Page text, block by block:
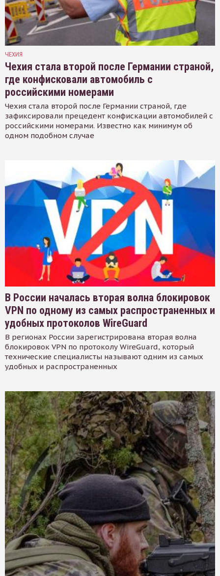
ЧЕХИЯ
Чехия стала второй после Германии страной,
где конфисковали автомобиль с
российскими номерами
Чехия стала второй после Германии страной, где
зафиксировали прецедент конфискации автомобилей с
российскими номерами. Известно как минимум об
одном подобном случае
В России началась вторая волна блокировок
VPN по одному из самых распространенных и
удобных протоколов WireGuard
В регионах России зарегистрирована вторая волна
блокировок VPN по протоколу WireGuard, который
технические специалисты называют одним из самых
удобных и распространенных